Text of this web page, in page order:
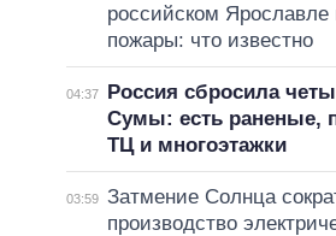
российском Ярославле
пожары: что известно
04:37
Россия сбросила
Сумы: есть раненые,
ТЦ и многоэтажки
03:59 Затмение Солнца
производство